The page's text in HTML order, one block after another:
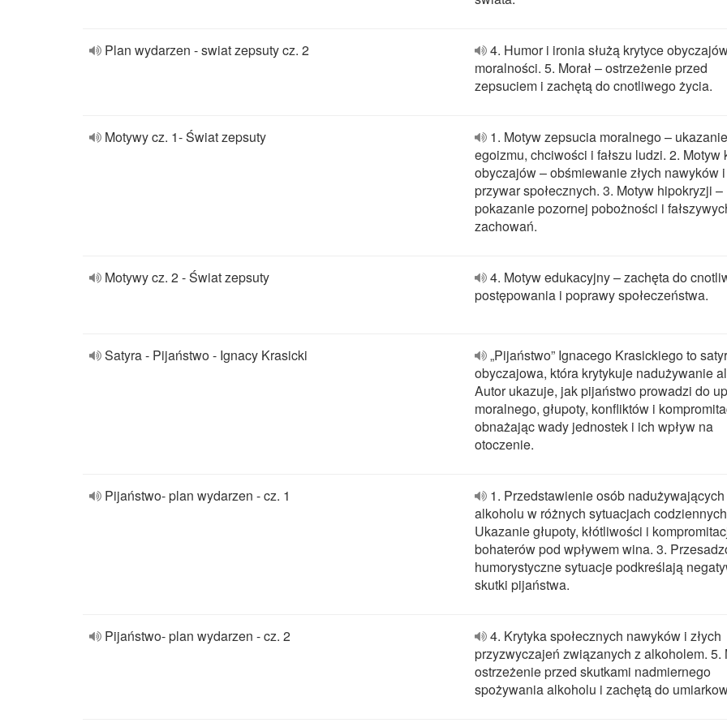
Plan wydarzen - swiat zepsuty cz. 2
4. Humor i ironia służą krytyce
moralności. 5. Morał – ostrzeżenie przed
zepsuciem i zachętą do cnotliwego życia.
Motywy cz. 1- Świat zepsuty
1. Motyw zepsucia moralnego – ukazanie
egoizmu, chciwości i fałszu ludzi. 2. Motyw
obyczajów – obśmiewanie złych nawyków i
przywar społecznych. 3. Motyw hipokryzji –
pokazanie pozornej pobożności i
zachowań.
Motywy cz. 2 - Świat zepsuty
4. Motyw edukacyjny – zachęta do
postępowania i poprawy społeczeństwa.
Satyra - Pijaństwo - Ignacy Krasicki
„Pijaństwo” Ignacego Krasickiego to
obyczajowa, która krytykuje nadużywanie
Autor ukazuje, jak pijaństwo prowadzi do
moralnego, głupoty, konfliktów i
obnażając wady jednostek i ich wpływ na
otoczenie.
Pijaństwo- plan wydarzen - cz. 1
1. Przedstawienie osób nadużywających
alkoholu w różnych sytuacjach
Ukazanie głupoty, kłótliwości i
bohaterów pod wpływem wina. 3.
humorystyczne sytuacje podkreślają
skutki pijaństwa.
Pijaństwo- plan wydarzen - cz. 2
4. Krytyka społecznych nawyków i złych
przyzwyczajeń związanych z alkoholem. 5.
ostrzeżenie przed skutkami nadmiernego
spożywania alkoholu i zachętą do